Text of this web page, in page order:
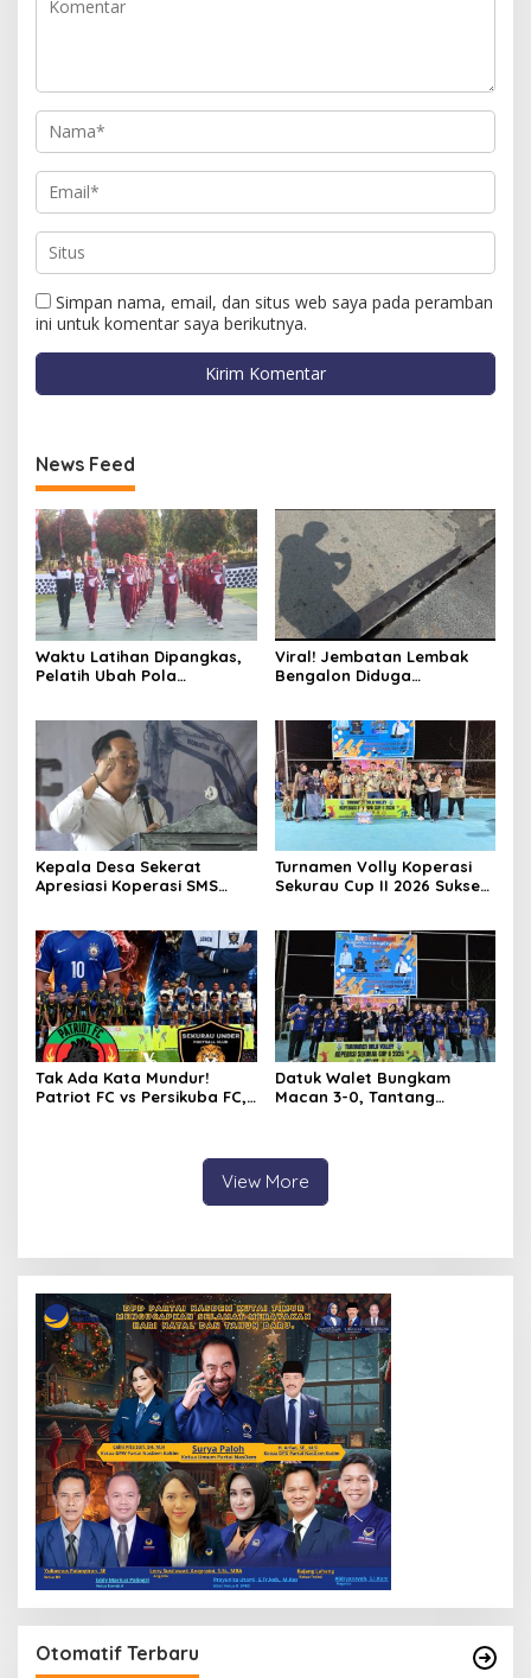
Simpan nama, email, dan situs web saya pada peramban
ini untuk komentar saya berikutnya.
News Feed
Waktu Latihan Dipangkas,
Pelatih Ubah Pola
Viral! Jembatan Lembak
Bengalon Diduga
Segera Dibuka dan
Perbaikan Menyeluruh
Kepala Desa Sekerat
Apresiasi Koperasi SMS
Dukung Sekurau Cup III
Lebih Meriah
Turnamen Volly Koperasi
Sekurau Cup II 2026 Sukses
UMKM
Tak Ada Kata Mundur!
Patriot FC vs Persikuba FC,
Datuk Walet Bungkam
Macan 3-0, Tantang
View More
Otomatif Terbaru